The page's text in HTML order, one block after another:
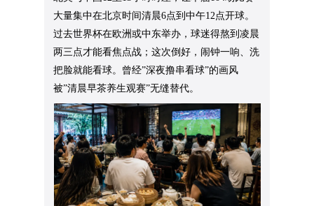
大量集中在北京时间清晨6点到中午12点开球。
过去世界杯在欧洲或中东举办，球迷得熬到凌晨
两三点才能看焦点战；这次倒好，闹钟一响、洗
把脸就能看球。曾经”深夜撸串看球”的画风
被”清晨早茶养生观赛”无缝替代。